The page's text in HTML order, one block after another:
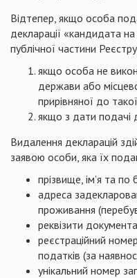
Відтепер, якщо особа
декларації «кандидата
публічної частини
якщо особа не
держави або
прирівняної до
якщо з дати подачі
Видалення декларацій
заявою особи, яка їх
прізвище, ім’я та по
адреса
проживання
реквізити
реєстраційний
податків (за
унікальний номер